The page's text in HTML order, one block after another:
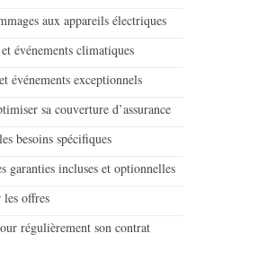
aux appareils électriques
événements climatiques
événements exceptionnels
sa couverture d’assurance
besoins spécifiques
garanties incluses et optionnelles
les offres
régulièrement son contrat